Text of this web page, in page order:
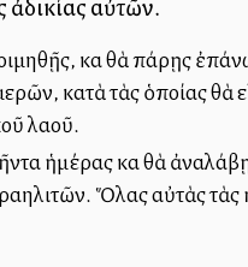
ἀδικίας αὐτῶν.
καὶ θὰ πάρῃς
κατὰ τὰς ὁποίας θὰ
λαοῦ.
ἡμέρας καὶ θὰ
Ὅλας αὐτὰς